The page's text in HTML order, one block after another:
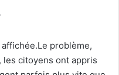
problème,
les citoyens ont appris